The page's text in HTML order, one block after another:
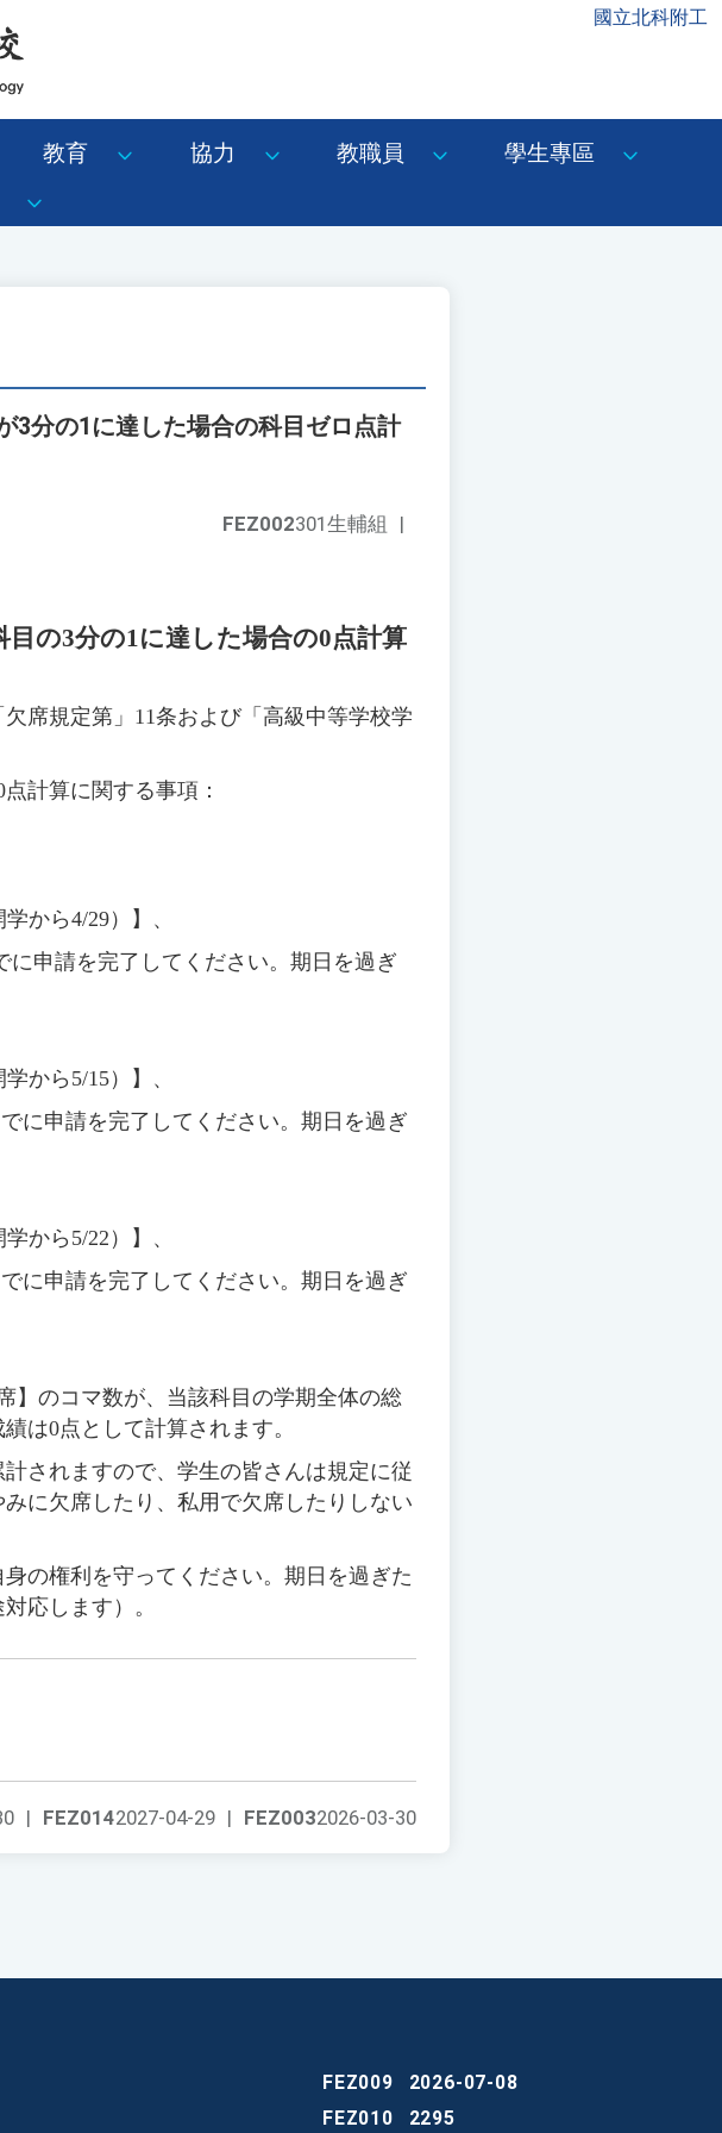
國立北科附工
教育 協力 教職員
學生專區
3分の1に達した場合の科目ゼロ点計
FEZ002301生輔組 |
の3分の1に達した場合の0点計算
席規定第」 11条および「高級中等学校学
計算に関する事項：
学から4/29）
】、
に申請を完了してください。期日を過ぎ
学から 5/15）
】、
でに申請を完了してください。期日を過ぎ
学から 5/22）
】、
でに申請を完了してください。期日を過ぎ
】のコマ数が、当該科目の学期全体の総
は0点として計算されます。
されますので、学生の皆さんは規定に従
に欠席したり、私用で欠席したりしない
の権利を守ってください。期日を過ぎた
応します）。
FEZ0032026-03-30
FEZ0142027-04-29 |
|
FEZ009
2026-07-08
FEZ010
2295